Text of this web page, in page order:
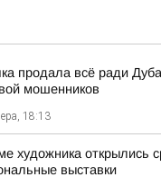
продала всё ради
мошенников
18:13
художника открылись
выставки